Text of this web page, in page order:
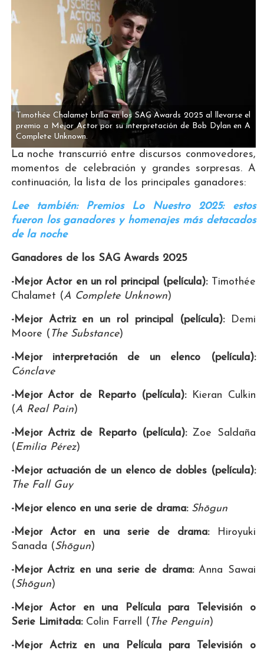
Timothée Chalamet brilla en los SAG Awards 2025 al llevarse el
premio a Mejor Actor por su interpretación de Bob Dylan en A
Complete Unknown.
La noche transcurrió entre discursos conmovedores,
momentos de celebración y grandes sorpresas. A
continuación, la lista de los principales ganadores:
Lee también: Premios Lo Nuestro 2025: estos
fueron los ganadores y homenajes más detacados
de la noche
Ganadores de los SAG Awards 2025
-Mejor Actor en un rol principal (película):Timothée
Chalamet (A Complete Unknown)
-Mejor Actriz en un rol principal (película):Demi
Moore ( The Substance)
-Mejor interpretación de un elenco (película):
Cónclave
-Mejor Actor de Reparto (película):Kieran Culkin
(A Real Pain)
-Mejor Actriz de Reparto (película):Zoe Saldaña
(Emilia Pérez)
-Mejor actuación de un elenco de dobles (película):
The Fall Guy
-Mejor elenco en una serie de drama: Shōgun
-Mejor Actor en una serie de drama:Hiroyuki
Sanada (Shōgun)
-Mejor Actriz en una serie de drama:Anna Sawai
(Shōgun)
-Mejor Actor en una Película para Televisión o
Serie Limitada:Colin Farrell ( The Penguin)
-Mejor Actriz en una Película para Televisión o